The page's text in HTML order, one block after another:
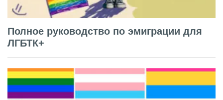
Полное руководство по эмиграции для
ЛГБТК+